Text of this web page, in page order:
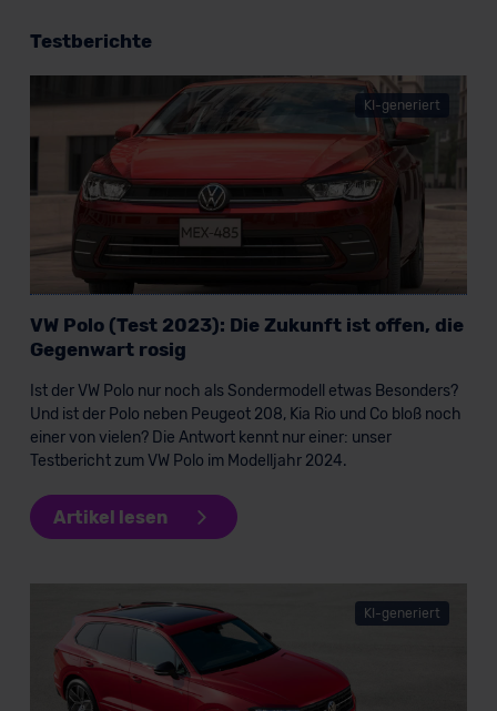
Testberichte
KI-generiert
VW Polo (Test 2023): Die Zukunft ist offen, die
Gegenwart rosig
Ist der VW Polo nur noch als Sondermodell etwas Besonders?
Und ist der Polo neben Peugeot 208, Kia Rio und Co bloß noch
einer von vielen? Die Antwort kennt nur einer: unser
Testbericht zum VW Polo im Modelljahr 2024.
Artikel lesen
KI-generiert